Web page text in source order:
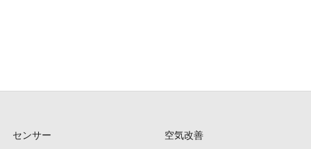
センサー 空気改善